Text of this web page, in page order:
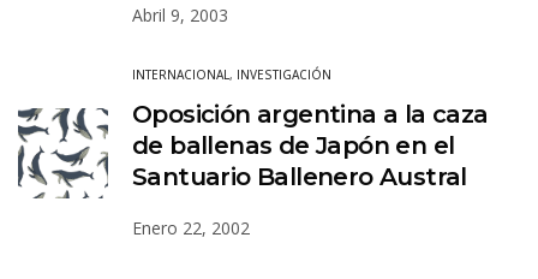
Abril 9, 2003
INTERNACIONAL, INVESTIGACIÓN
Oposición argentina a la caza
de ballenas de Japón en el
Santuario Ballenero Austral
Enero 22, 2002